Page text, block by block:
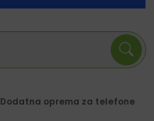
Dodatna oprema za telefone